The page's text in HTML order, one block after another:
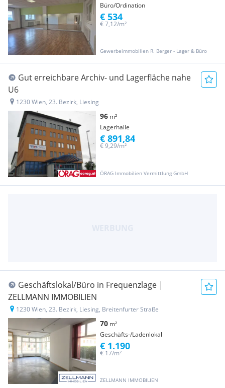
Büro/Ordination
Gewerbeimmobilien R. Berger - Lager & Büro
€ 7,12/m²
€ 534
Gut erreichbare Archiv- und Lagerfläche nahe
U6
1230 Wien, 23. Bezirk, Liesing
96 m²
Lagerhalle
ÖRAG Immobilien Vermittlung GmbH
€ 9,29/m²
€ 891,84
Geschäftslokal/Büro in Frequenzlage |
ZELLMANN IMMOBILIEN
1230 Wien, 23. Bezirk, Liesing, Breitenfurter Straße
70 m²
Geschäfts-/Ladenlokal
ZELLMANN IMMOBILIEN
€ 17/m²
€ 1.190